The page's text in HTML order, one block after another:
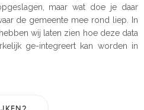
maar wat doe je daar
de gemeente mee rond liep. In
wij laten zien hoe deze data
ge-integreert kan worden in